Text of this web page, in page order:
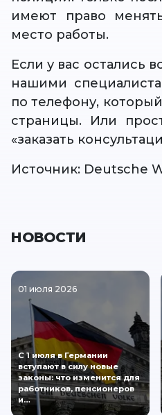
имеют право
место работы.
Если у вас остались
нашими
по телефону,
страницы. Или
«заказать
Источник: Deutsche
НОВОСТИ
01 июля 2026
С 1 июля в Германии
вступают в силу новые
законы: что изменится для
работников, пенсионеров
и…